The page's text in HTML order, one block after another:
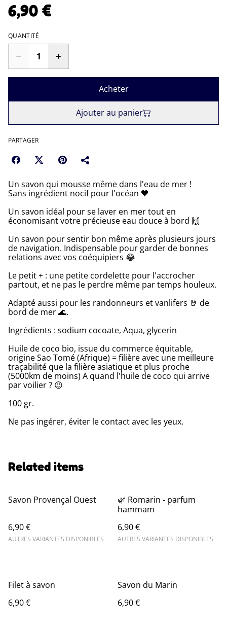
6,90 €
QUANTITÉ
Acheter
Ajouter au panier
PARTAGER
Un savon qui mousse même dans l'eau de mer !
Sans ingrédient nocif pour l'océan 💙
Un savon idéal pour se laver en mer tout en
économisant votre précieuse eau douce à bord 🙌
Un savon pour sentir bon même après plusieurs jours
de navigation. Indispensable pour garder de bonnes
relations avec vos coéquipiers 😂
Le petit + : une petite cordelette pour l'accrocher
partout, et ne pas le perdre même par temps houleux.
Adapté aussi pour les randonneurs et vanlifers 🤘 de
bord de mer 🌊.
Ingrédients : sodium cocoate, Aqua, glycerin
Huile de coco bio, issue du commerce équitable,
origine Sao Tomé (Afrique) = filière avec une meilleure
traçabilité que la filière asiatique et plus proche
(5000km de moins) A quand l'huile de coco qui arrive
par voilier ? 😉
100 gr.
Ne pas ingérer, éviter le contact avec les yeux.
Related items
Savon Provençal Ouest
6,90 €
AUTRES VARIANTES DISPONIBLES
🌿 Romarin - parfum
hammam
6,90 €
AUTRES VARIANTES DISPONIBLES
Filet à savon
6,90 €
Savon du Marin
6,90 €